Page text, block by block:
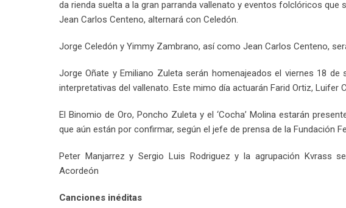
da rienda suelta a la gran parranda vallenato y eventos folclóricos que
Jean Carlos Centeno, alternará con Celedón.
Jorge Celedón y Yimmy Zambrano, así como Jean Carlos Centeno,
Jorge Oñate y Emiliano Zuleta serán homenajeados el viernes 18
interpretativas del vallenato. Este mimo día actuarán Farid Ortiz, Luifer
El Binomio de Oro, Poncho Zuleta y el ‘Cocha’ Molina estarán
que aún están por confirmar, según el jefe de prensa de la Fundación
Peter Manjarrez y Sergio Luis Rodriguez y la agrupación Kvrass
Acordeón
Canciones inéditas